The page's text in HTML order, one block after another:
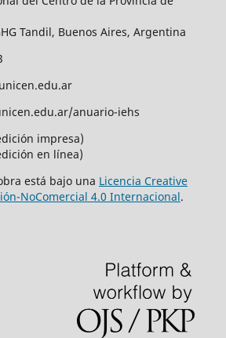
Tandil, Buenos Aires, Argentina
anuario-iehs
impresa)
en línea)
está bajo una Licencia Creative
NoComercial 4.0 Internacional.